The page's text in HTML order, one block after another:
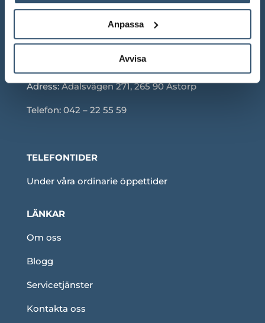
Anpassa
Avvisa
Adress: Ådalsvägen 271, 265 90 Åstorp
Telefon: 042 – 22 55 59
TELEFONTIDER
Under våra ordinarie öppettider
LÄNKAR
Om oss
Blogg
Servicetjänster
Kontakta oss